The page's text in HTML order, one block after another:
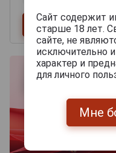
Сайт содержит
старше 18 лет.
сайте, не
исключительно
характер и
для личного
Мне